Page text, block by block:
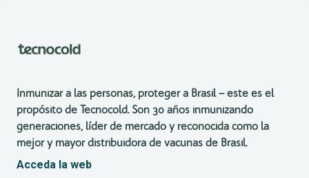
Inmunizar a las personas, proteger a Brasil – este es el
propósito de Tecnocold. Son 30 años inmunizando
generaciones, líder de mercado y reconocida como la
mejor y mayor distribuidora de vacunas de Brasil.
Acceda la web